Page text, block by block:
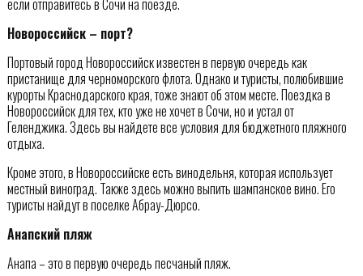
если отправитесь в Сочи на поезде.
Новороссийск – порт?
Портовый город Новороссийск известен в первую очередь как
пристанище для черноморского флота. Однако и туристы, полюбившие
курорты Краснодарского края, тоже знают об этом месте. Поездка в
Новороссийск для тех, кто уже не хочет в Сочи, но и устал от
Геленджика. Здесь вы найдете все условия для бюджетного пляжного
отдыха.
Кроме этого, в Новороссийске есть винодельня, которая использует
местный виноград. Также здесь можно выпить шампанское вино. Его
туристы найдут в поселке Абрау-Дюрсо.
Анапский пляж
Анапа – это в первую очередь песчаный пляж.